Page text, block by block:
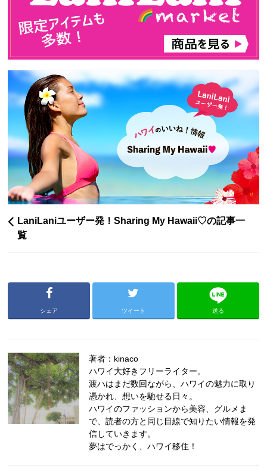
LaniLaniユーザー発！Sharing My Hawaii♡の記事一
覧
シェア ツイート 送る
著者：kinaco
ハワイ大好きフリーライター。
渡ハはまだ数回ながら、ハワイの魅力に取り
憑かれ、想いを馳せる日々。
ハワイのファッションから美容、グルメま
で、読者の方と同じ目線で知りたい情報を発
信していきます。
夢はでっかく、ハワイ移住！